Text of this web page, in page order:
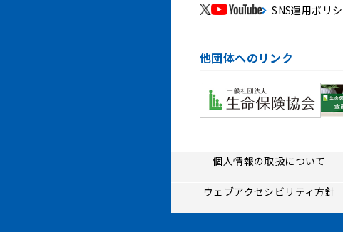
SNS運用ポリ
他団体へのリンク
個人情報の取扱について
ウェブアクセシビリティ方針